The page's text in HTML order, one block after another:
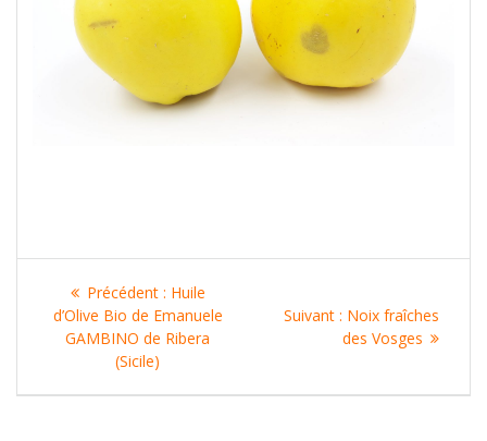
Navigation
l’article
Précédent : Article
précédent
:
Huile
d’Olive Bio de Emanuele
GAMBINO de Ribera
(Sicile)
Suivant : Article
suivant
Noix fraîches
des Vosges